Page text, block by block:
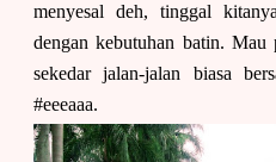
menyesal deh, tinggal
dengan kebutuhan batin. Mau
sekedar jalan-jalan biasa
#eeeaaa.